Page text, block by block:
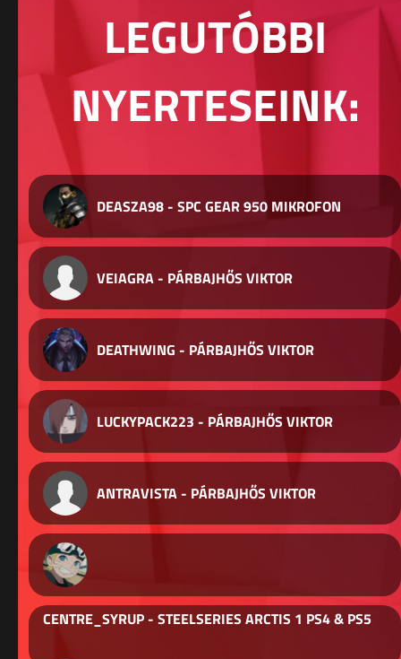
LEGUTÓBBI
NYERTESEINK:
DEASZA98 - SPC GEAR 950 MIKROFON
VEIAGRA - PÁRBAJHŐS VIKTOR
DEATHWING - PÁRBAJHŐS VIKTOR
LUCKYPACK223 - PÁRBAJHŐS VIKTOR
ANTRAVISTA - PÁRBAJHŐS VIKTOR
CENTRE_SYRUP - STEELSERIES ARCTIS 1 PS4 & PS5